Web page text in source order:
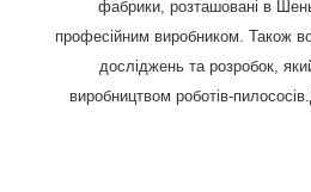
Estonia Bulgarian
фабрики, розташовані в
професійним виробником. Також
досліджень та розробок,
виробництвом роботів-